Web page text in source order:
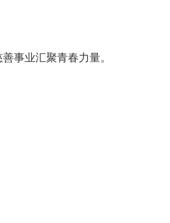
事业汇聚青春力量。